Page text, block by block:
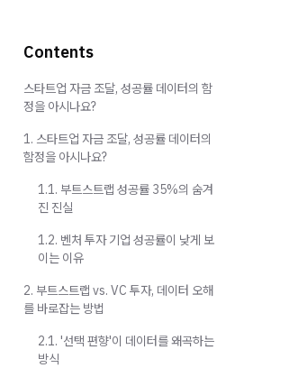
Contents
스타트업 자금 조달, 성공률 데이터의 함
정을 아시나요?
1. 스타트업 자금 조달, 성공률 데이터의
함정을 아시나요?
1.1. 부트스트랩 성공률 35%의 숨겨
진 진실
1.2. 벤처 투자 기업 성공률이 낮게 보
이는 이유
2. 부트스트랩 vs. VC 투자, 데이터 오해
를 바로잡는 방법
2.1. '선택 편향'이 데이터를 왜곡하는
방식